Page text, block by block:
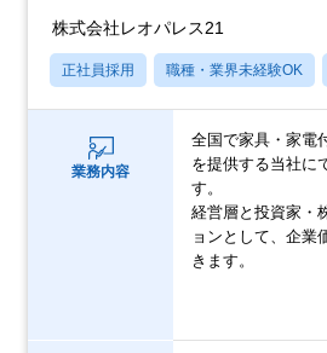
株式会社レオパレス21
正社員採用 職種・業界未経験OK
業務内容
全国で家具・家電
を提供する当社に
す。
経営層と投資家・
ョンとして、企業
きます。